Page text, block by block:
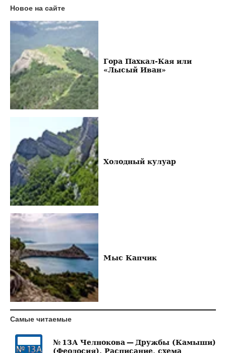
Новое на сайте
Гора Пахкал-Кая или
«Лысый Иван»
Холодный кулуар
Мыс Капчик
Самые читаемые
№ 13А Челнокова — Дружбы (Камыши)
(Феодосия). Расписание, схема